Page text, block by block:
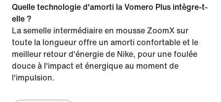
Quelle technologie d'amorti la Vomero Plus intègre-t-
elle ?
La semelle intermédiaire en mousse ZoomX sur
toute la longueur offre un amorti confortable et le
meilleur retour d'énergie de Nike, pour une foulée
douce à l'impact et énergique au moment de
l'impulsion.